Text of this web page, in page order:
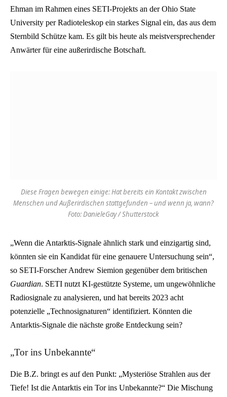
Ehman im Rahmen eines SETI-Projekts an der Ohio State
University per Radioteleskop ein starkes Signal ein, das aus dem
Sternbild Schütze kam. Es gilt bis heute als meistversprechender
Anwärter für eine außerirdische Botschaft.
Diese Fragen bewegen einige: Hat bereits ein Kontakt zwischen
Menschen und Außerirdischen stattgefunden – und wenn ja, wann?
Foto: DanieleGay / Shutterstock
„Wenn die Antarktis-Signale ähnlich stark und einzigartig sind,
könnten sie ein Kandidat für eine genauere Untersuchung sein“,
so SETI-Forscher Andrew Siemion gegenüber dem britischen
Guardian. SETI nutzt KI-gestützte Systeme, um ungewöhnliche
Radiosignale zu analysieren, und hat bereits 2023 acht
potenzielle „Technosignaturen“ identifiziert. Könnten die
Antarktis-Signale die nächste große Entdeckung sein?
„Tor ins Unbekannte“
Die B.Z. bringt es auf den Punkt: „Mysteriöse Strahlen aus der
Tiefe! Ist die Antarktis ein Tor ins Unbekannte?“ Die Mischung